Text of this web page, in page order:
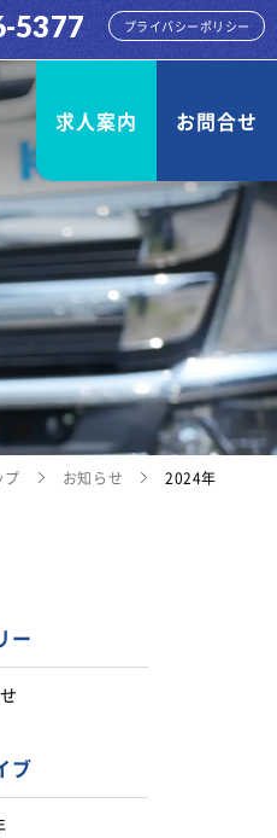
5377 プライバシーポリシー
求人案内 お問合せ
プ お知らせ 2024年
ー
ブ